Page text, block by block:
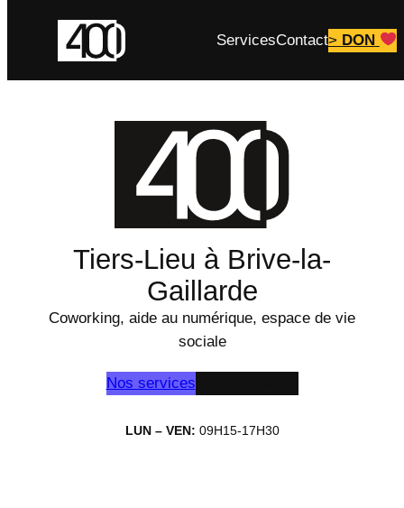
contenu
ServicesContact> DON
Tiers-Lieu à Brive-la-
Gaillarde
Coworking, aide au numérique, espace de vie
sociale
Nos services
LUN – VEN: 09H15-17H30